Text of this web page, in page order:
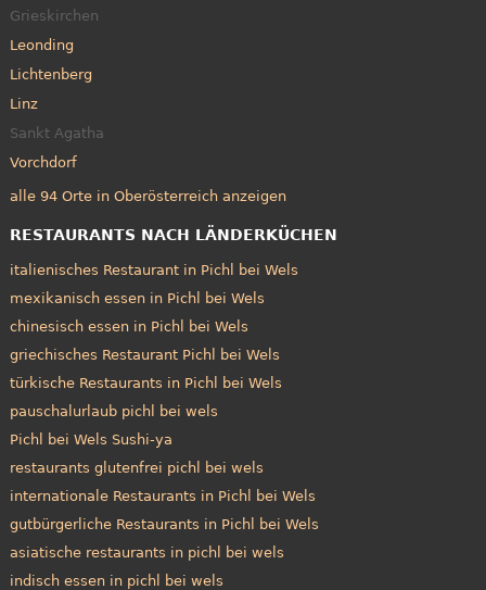
Grieskirchen
Leonding
Lichtenberg
Linz
Sankt Agatha
Vorchdorf
alle 94 Orte in Oberösterreich anzeigen
RESTAURANTS NACH LÄNDERKÜCHEN
italienisches Restaurant in Pichl bei Wels
mexikanisch essen in Pichl bei Wels
chinesisch essen in Pichl bei Wels
griechisches Restaurant Pichl bei Wels
türkische Restaurants in Pichl bei Wels
pauschalurlaub pichl bei wels
Pichl bei Wels Sushi-ya
restaurants glutenfrei pichl bei wels
internationale Restaurants in Pichl bei Wels
gutbürgerliche Restaurants in Pichl bei Wels
asiatische restaurants in pichl bei wels
indisch essen in pichl bei wels